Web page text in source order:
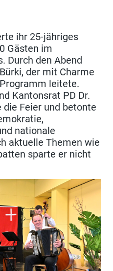
ihr 25-jähriges
Gästen im
Durch den Abend
der mit Charme
leitete.
Kantonsrat PD Dr.
Feier und betonte
nationale
aktuelle Themen wie
sparte er nicht